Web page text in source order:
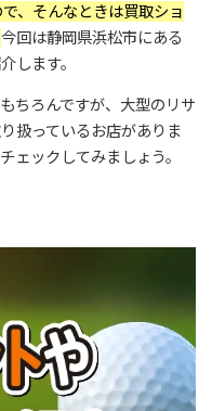
、そんなときは買取ショ
今回は静岡県浜松市にある
します。
ちろんですが、大型のリサ
扱っているお店がありま
ェックしてみましょう。